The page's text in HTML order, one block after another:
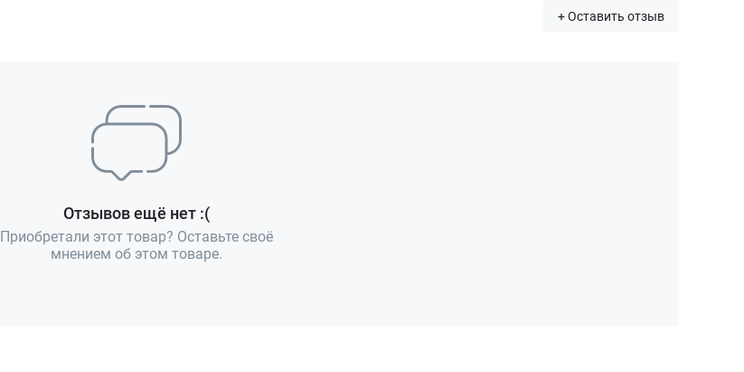
+ Оставить отзыв
Отзывов ещё нет :(
Приобретали этот товар? Оставьте своё
мнением об этом товаре.